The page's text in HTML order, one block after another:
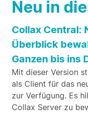
Neu in
Collax Central:
Überblick
Ganzen bis ins
Mit dieser Version
als Client für das
zur Verfügung. Es
Collax Server zu